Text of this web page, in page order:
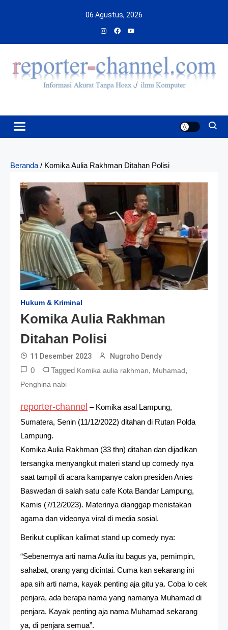
06 Agustus, 2026
Beranda / Komika Aulia Rakhman Ditahan Polisi
Hukum & Kriminal
Komika Aulia Rakhman
Ditahan Polisi
11 Desember 2023 Nugroho Dendy
0 Tagged Komika aulia rakhman, Muhamad,
Penghina nabi
reporter-channel – Komika asal Lampung,
Sumatera, Senin (11/12/2022) ditahan di Rutan Polda
Lampung.
Komika Aulia Rakhman (33 thn) ditahan dan dijadikan
tersangka menyangkut materi stand up comedy nya
saat tampil di acara kampanye calon presiden Anies
Baswedan di salah satu cafe Kota Bandar Lampung,
Kamis (7/12/2023). Materinya dianggap menistakan
agama dan videonya viral di media sosial.
Berikut cuplikan kalimat stand up comedy nya:
“Sebenernya arti nama Aulia itu bagus ya, pemimpin,
sahabat, orang yang dicintai. Cuma kan sekarang ini
apa sih arti nama, kayak penting aja gitu ya. Coba lo cek
penjara, ada berapa nama yang namanya Muhamad di
penjara. Kayak penting aja nama Muhamad sekarang
ya, di penjara semua”.